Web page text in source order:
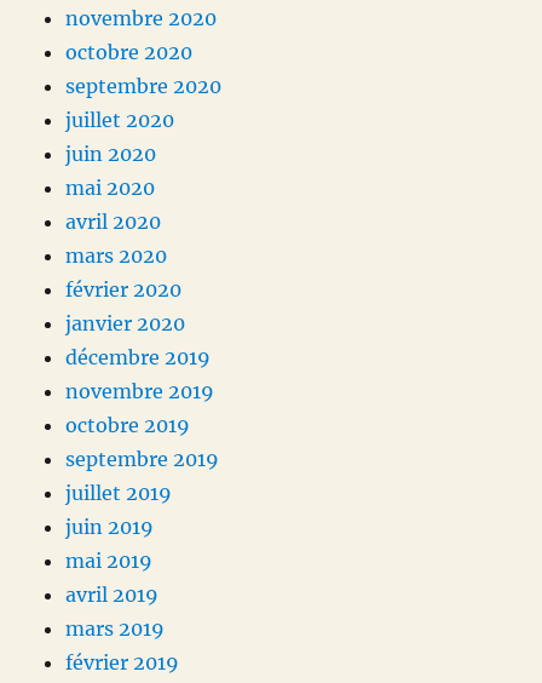
novembre 2020
octobre 2020
septembre 2020
juillet 2020
juin 2020
mai 2020
avril 2020
mars 2020
février 2020
janvier 2020
décembre 2019
novembre 2019
octobre 2019
septembre 2019
juillet 2019
juin 2019
mai 2019
avril 2019
mars 2019
février 2019